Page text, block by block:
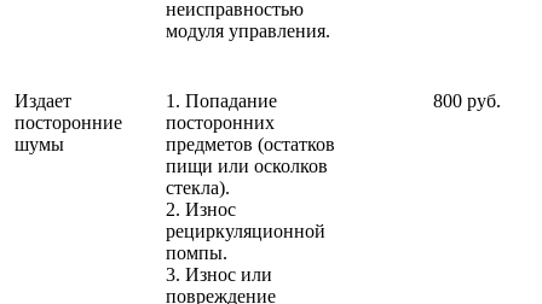
неисправностью
модуля управления.
Издает
посторонние
шумы
1. Попадание
посторонних
предметов (остатков
пищи или осколков
стекла).
2. Износ
рециркуляционной
помпы.
3. Износ или
повреждение
800 руб.